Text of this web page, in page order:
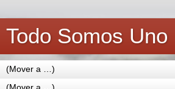
Todo Somos Uno